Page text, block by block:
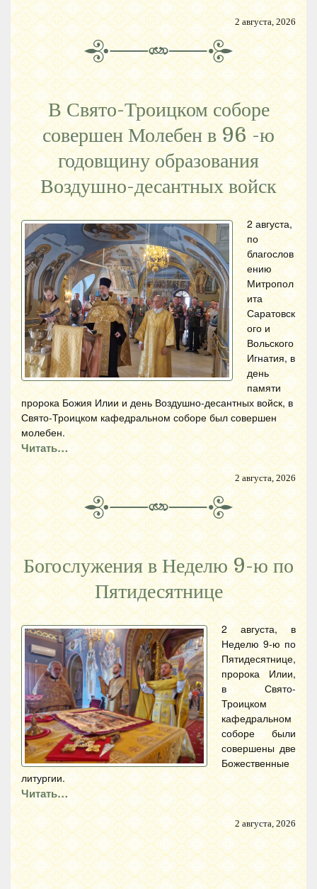
2 августа, 2026
В Свято-Троицком соборе
совершен Молебен в 96 -ю
годовщину образования
Воздушно-десантных войск
2 августа,
по
благослов
ению
Митропол
ита
Саратовск
ого и
Вольского
Игнатия, в
день
памяти
пророка Божия Илии и день Воздушно-десантных войск, в
Свято-Троицком кафедральном соборе был совершен
молебен.
Читать…
2 августа, 2026
Богослужения в Неделю 9-ю по
Пятидесятнице
2 августа, в
Неделю 9-ю по
Пятидесятнице,
пророка Илии,
в Свято-
Троицком
кафедральном
соборе были
совершены две
Божественные
литургии.
Читать…
2 августа, 2026